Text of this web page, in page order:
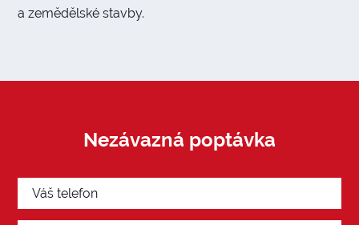
a zemědělské stavby.
Nezávazná poptávka